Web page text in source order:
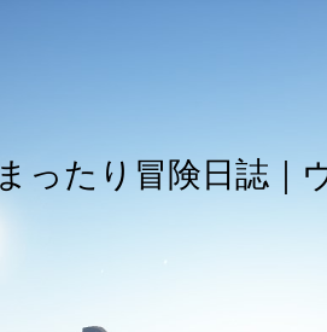
ったり冒険日誌｜